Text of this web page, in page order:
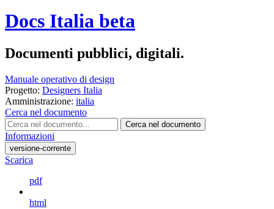
Docs Italia beta
Documenti pubblici, digitali.
Manuale operativo di design
Progetto: Designers Italia
Amministrazione: italia
Cerca nel documento
Cerca nel documento
Informazioni
versione-corrente
Scarica
pdf
html